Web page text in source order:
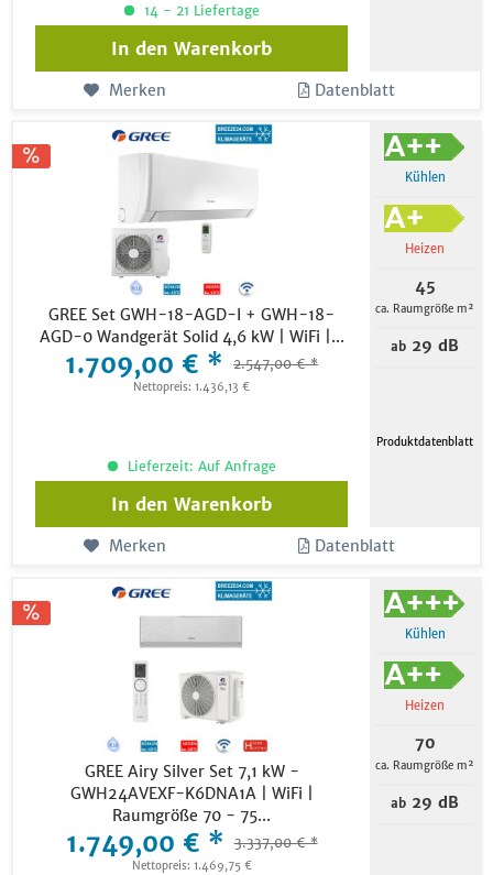
14 - 21 Liefertage
In den Warenkorb
Merken Datenblatt
GREE Set GWH-18-AGD-I + GWH-18-
AGD-0 Wandgerät Solid 4,6 kW | WiFi |...
1.709,00 € * 2.547,00 € *
Nettopreis: 1.436,13 €
Kühlen
Heizen
45
ca. Raumgröße m²
ab 29 dB
Produktdatenblatt
Lieferzeit: Auf Anfrage
In den Warenkorb
Merken Datenblatt
GREE Airy Silver Set 7,1 kW -
GWH24AVEXF-K6DNA1A | WiFi |
Raumgröße 70 - 75...
1.749,00 € * 3.337,00 € *
Nettopreis: 1.469,75 €
Kühlen
Heizen
70
ca. Raumgröße m²
ab 29 dB